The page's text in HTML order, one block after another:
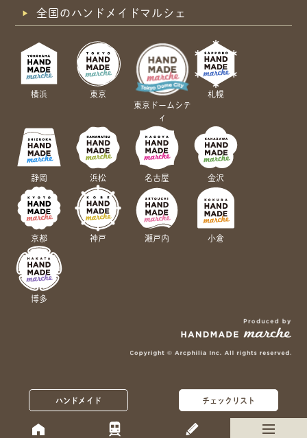
ハンドメイド チェックリスト
全国のハンドメイドマルシェ
横浜
東京
東京ドームシテ
ィ
札幌
静岡 浜松 名古屋 金沢
京都 神戸 瀬戸内 小倉
博多